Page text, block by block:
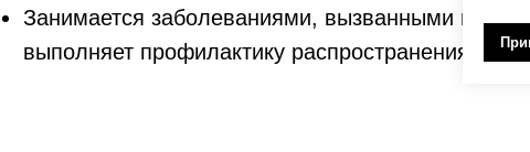
Занимается заболеваниями, вызванными
выполняет профилактику распространения